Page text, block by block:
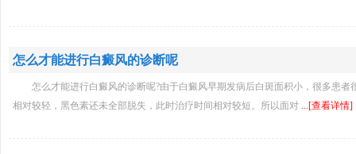
怎么才能进行白癜风的诊断呢
怎么才能进行白癜风的诊断呢?由于白癜风早期发病后白斑面积小，很多患
相对较轻，黑色素还未全部脱失，此时治疗时间相对较短。所以面对 ...[查看详情]